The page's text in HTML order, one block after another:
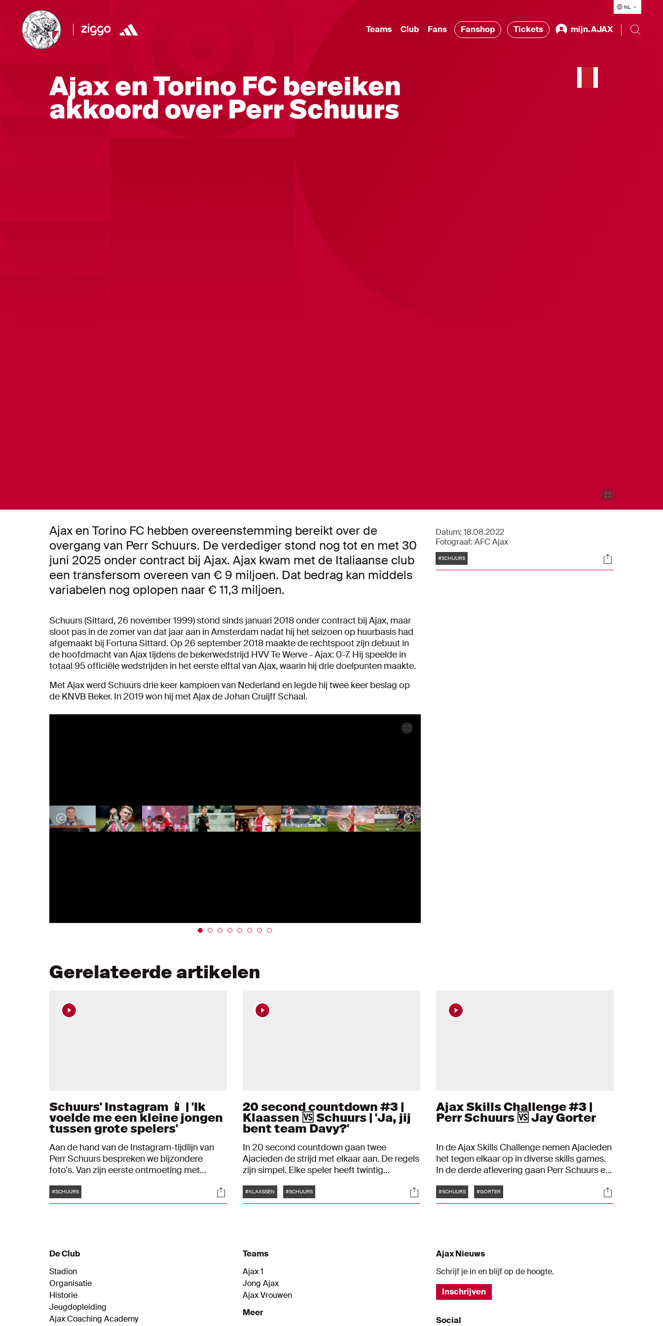
NL
Teams Club Fans Fanshop Tickets mijn.AJAX
Ajax en Torino FC bereiken
akkoord over Perr Schuurs
Ajax en Torino FC hebben overeenstemming bereikt over de
overgang van Perr Schuurs. De verdediger stond nog tot en met 30
juni 2025 onder contract bij Ajax. Ajax kwam met de Italiaanse club
een transfersom overeen van € 9 miljoen. Dat bedrag kan middels
variabelen nog oplopen naar € 11,3 miljoen.
Datum: 18.08.2022
Fotograaf: AFC Ajax
Tags
#SCHUURS Socials
Schuurs (Sittard, 26 november 1999) stond sinds januari 2018 onder contract bij Ajax, maar
sloot pas in de zomer van dat jaar aan in Amsterdam nadat hij het seizoen op huurbasis had
afgemaakt bij Fortuna Sittard. Op 26 september 2018 maakte de rechtspoot zijn debuut in
de hoofdmacht van Ajax tijdens de bekerwedstrijd HVV Te Werve - Ajax: 0-7. Hij speelde in
totaal 95 officiële wedstrijden in het eerste elftal van Ajax, waarin hij drie doelpunten maakte.
Met Ajax werd Schuurs drie keer kampioen van Nederland en legde hij twee keer beslag op
de KNVB Beker. In 2019 won hij met Ajax de Johan Cruijff Schaal.
Gerelateerde artikelen
Schuurs' Instagram 📱 | 'Ik
voelde me een kleine jongen
tussen grote spelers'
Aan de hand van de Instagram-tijdlijn van
Perr Schuurs bespreken we bijzondere
foto's. Van zijn eerste ontmoeting met
Champions League met Ajax.
Tags
#SCHUURS Socials
20 second countdown #3 |
Klaassen 🆚 Schuurs | 'Ja, jij
bent team Davy?'
In 20 second countdown gaan twee
Ajacieden de strijd met elkaar aan. De regels
zijn simpel. Elke speler heeft twintig
antwoord gegeven, dan tikt de tijd van de
tegenstander weg, tot het volgende
Tags
#KLAASSEN #SCHUURS Socials
Ajax Skills Challenge #3 |
Perr Schuurs 🆚 Jay Gorter
In de Ajax Skills Challenge nemen Ajacieden
het tegen elkaar op in diverse skills games.
In de derde aflevering gaan Perr Schuurs en
Tags
#SCHUURS #GORTER Socials
De Club
Stadion
Organisatie
Historie
Jeugdopleiding
Ajax Coaching Academy
Teams
Ajax 1
Jong Ajax
Ajax Vrouwen
Meer
Ajax Nieuws
Schrijf je in en blijf op de hoogte.
Inschrijven
Social